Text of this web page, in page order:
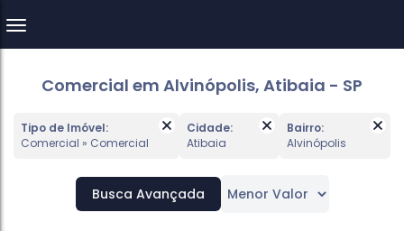
Comercial em Alvinópolis, Atibaia - SP
Tipo de Imóvel:
Comercial » Comercial
Cidade:
Atibaia
Bairro:
Alvinópolis
Busca Avançada